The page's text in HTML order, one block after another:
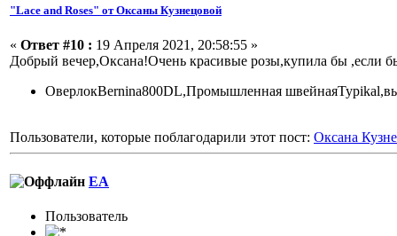
"Lace and Roses" от Оксаны Кузнецовой
« Ответ #10 : 19 Апреля 2021, 20:58:55 »
Добрый вечер,Оксана!Очень красивые розы,купила бы ,если
ОверлокBernina800DL,Промышленная
Пользователи, которые поблагодарили этот пост: Оксана
ЕА
Пользовaтeль